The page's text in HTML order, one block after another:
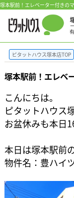
塚本駅前！エレベーター付きの
ピタットハウス塚本店TOP
塚本駅前！エレベ
こんにちは。
ピタットハウ
お盆休みも本日
本日は塚本駅前
物件名：豊ハ